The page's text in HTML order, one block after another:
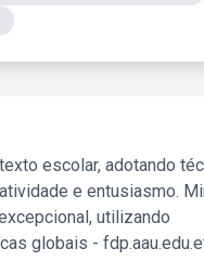
escolar, adotando
e entusiasmo.
utilizando
globais -